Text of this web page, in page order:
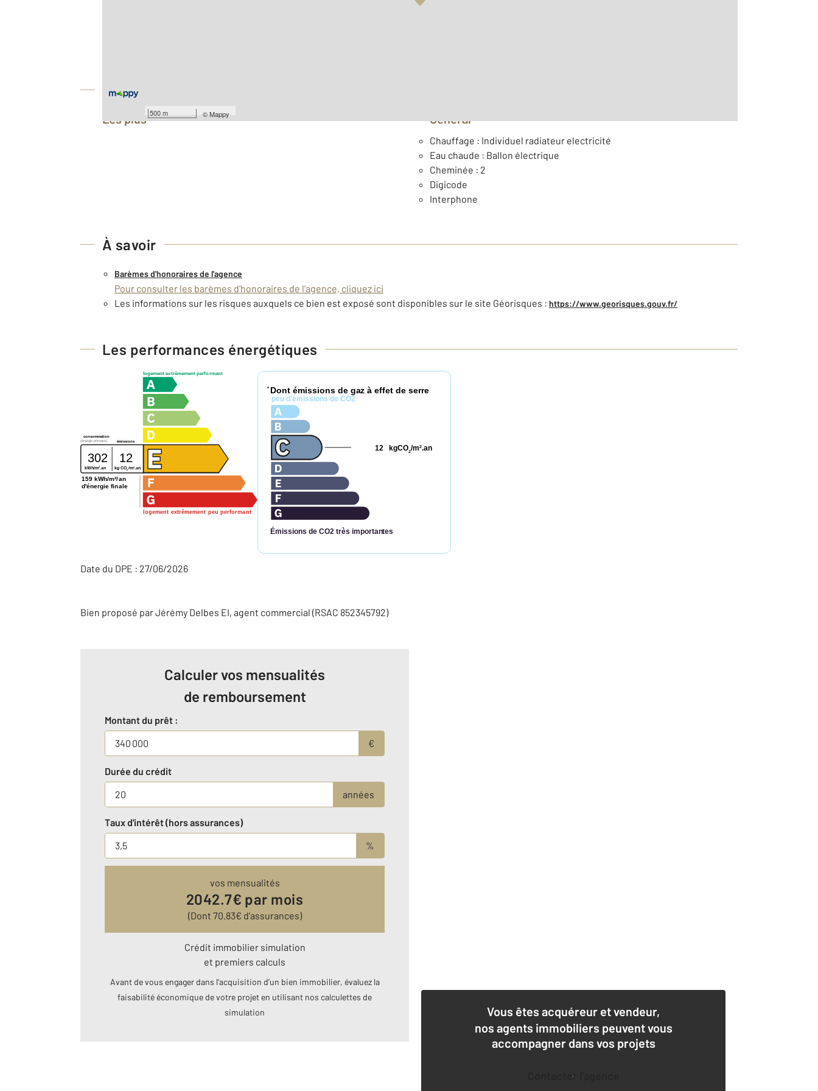
500 m ©Mappy
Équipements
Les plus Général
Chauffage : Individuel radiateur electricité
Eau chaude : Ballon électrique
Cheminée : 2
Digicode
Interphone
À savoir
Barèmes d'honoraires de l'agence
Pour consulter les barèmes d'honoraires de l'agence, cliquez ici
Les informations sur les risques auxquels ce bien est exposé sont disponibles sur le site Géorisques : https://www.georisques.gouv.fr/
Les performances énergétiques
logement extrêmement performant
logement extrêmement peu performant
consommation
émissions
(énergie primaire)
302 12
kWh/m2 .an kg CO2/m2 .an
159 kWh/m²/an
d'énergie finale
* Dont émissions de gaz à effet de serre
peu d'émissions de CO2
Émissions de CO2 très importantes
kgCO2/m2.an
12
Date du DPE : 27/06/2026
Bien proposé parJérémy Delbes EI, agent commercial (RSAC 852345792)
Calculer vos mensualités
de remboursement
Montant du prêt :
€
Durée du crédit
années
Taux d'intérêt (hors assurances)
%
vos mensualités
2042.7€ par mois
(Dont 70.83€ d’assurances)
Crédit immobilier simulation
et premiers calculs
Avant de vous engager dans l’acquisition d’un bien immobilier, évaluez la
faisabilité économique de votre projet en utilisant nos calculettes de
simulation
Vous êtes acquéreur et vendeur,
nos agents immobiliers peuvent vous
accompagner dans vos projets
Contacter l'agence